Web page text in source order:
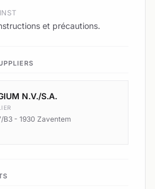
et précautions.
N.V./S.A.
B3 - 1930 Zaventem